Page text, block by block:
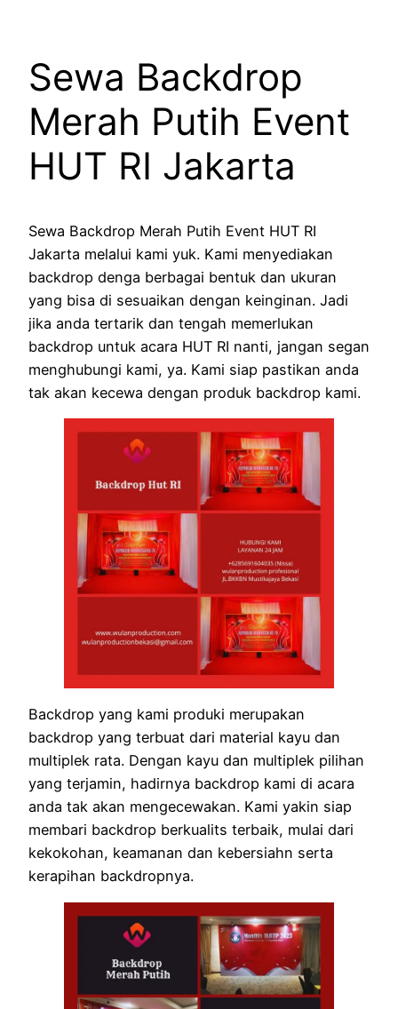
Sewa Backdrop
Merah Putih Event
HUT RI Jakarta
Sewa Backdrop Merah Putih Event HUT RI
Jakarta melalui kami yuk. Kami menyediakan
backdrop denga berbagai bentuk dan ukuran
yang bisa di sesuaikan dengan keinginan. Jadi
jika anda tertarik dan tengah memerlukan
backdrop untuk acara HUT RI nanti, jangan segan
menghubungi kami, ya. Kami siap pastikan anda
tak akan kecewa dengan produk backdrop kami.
Backdrop yang kami produki merupakan
backdrop yang terbuat dari material kayu dan
multiplek rata. Dengan kayu dan multiplek pilihan
yang terjamin, hadirnya backdrop kami di acara
anda tak akan mengecewakan. Kami yakin siap
membari backdrop berkualits terbaik, mulai dari
kekokohan, keamanan dan kebersiahn serta
kerapihan backdropnya.